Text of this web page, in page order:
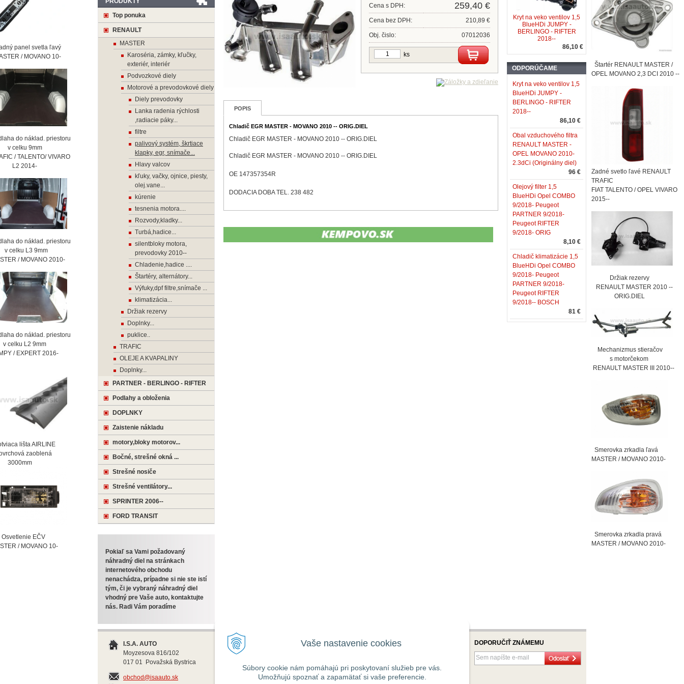
Vaše nastavenie cookies
Súbory cookie nám pomáhajú pri poskytovaní služieb pre vás.
Umožňujú spoznať a zapamätať si vaše preferencie.
Cena s DPH: 259,40 €
Cena bez DPH: 210,89 €
Obj. čislo: 07012036
ks
POPIS
Chladič EGR MASTER - MOVANO 2010 -- ORIG.DIEL
Chladič EGR MASTER - MOVANO 2010 -- ORIG.DIEL
Chladič EGR MASTER - MOVANO 2010 -- ORIG.DIEL
OE 147357354R
DODACIA DOBA TEL. 238 482
Kryt na veko ventilov 1,5
BlueHDi JUMPY -
BERLINGO - RIFTER
2018--
86,10 €
ODPORÚČAME
Kryt na veko ventilov 1,5
BlueHDi JUMPY -
BERLINGO - RIFTER
2018--
86,10 €
Obal vzduchového filtra
RENAULT MASTER -
OPEL MOVANO 2010-
2.3dCi (Originálny diel)
96 €
Olejový filter 1,5
BlueHDi Opel COMBO
9/2018- Peugeot
PARTNER 9/2018-
Peugeot RIFTER
9/2018- ORIG
8,10 €
Chladič klimatizácie 1,5
BlueHDi Opel COMBO
9/2018- Peugeot
PARTNER 9/2018-
Peugeot RIFTER
9/2018-- BOSCH
81 €
Top ponuka
RENAULT
MASTER
Karoséria, zámky, kľučky,
exteriér, interiér
Podvozkové diely
Motorové a prevodovkové diely
Diely prevodovky
Lanka radenia rýchlosti
,radiacie páky...
filtre
palivový systém, škrtiace
klapky, egr, snímače...
Hlavy valcov
kľuky, vačky, ojnice, piesty,
olej.vane...
kúrenie
tesnenia motora....
Rozvody,kladky...
Turbá,hadice...
silentbloky motora,
prevodovky 2010--
Chladenie,hadice ....
Štartéry, alternátory...
Výfuky,dpf filtre,snímače ...
klimatizácia...
Držiak rezervy
Doplnky...
puklice..
TRAFIC
OLEJE A KVAPALINY
Doplnky...
PARTNER - BERLINGO - RIFTER
Podlahy a obloženia
DOPLNKY
Zaistenie nákladu
motory,bloky motorov...
Bočné, strešné okná ...
Strešné nosiče
Strešné ventilátory...
SPRINTER 2006--
FORD TRANSIT
Pokiaľ sa Vami požadovaný
náhradný diel na stránkach
internetového obchodu
nenachádza, prípadne si nie ste istí
tým, či je vybraný náhradný diel
vhodný pre Vaše auto, kontaktujte
nás. Radi Vám poradíme
I.S.A. AUTO
Moyzesova 816/102
017 01 Považská Bystrica
obchod@isaauto.sk
VŠEOBECNÉ
Ako nakupovať
Informácie
Obchodné podmienky
UŽITOČNÉ
Registrácia
Zabudnuté heslo
DOPORUČIŤ ZNÁMEMU
panel svetla ľavý
/ MOVANO 10-
do náklad. priestoru
9mm
/ TALENTO/ VIVARO
2014-
do náklad. priestoru
L3 9mm
/ MOVANO 2010-
do náklad. priestoru
L2 9mm
/ EXPERT 2016-
lišta AIRLINE
zaoblená
EČV
/ MOVANO 10-
Štartér RENAULT MASTER /
OPEL MOVANO 2,3 DCI 2010 --
Zadné svetlo ľavé RENAULT
TRAFIC
FIAT TALENTO / OPEL VIVARO
2015--
Držiak rezervy
RENAULT MASTER 2010 --
ORIG.DIEL
Mechanizmus stieračov
s motorčekom
RENAULT MASTER III 2010--
Smerovka zrkadla ľavá
MASTER / MOVANO 2010-
Smerovka zrkadla pravá
MASTER / MOVANO 2010-